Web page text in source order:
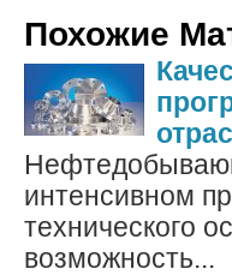
Похожие
интенсивном
технического
возможность...